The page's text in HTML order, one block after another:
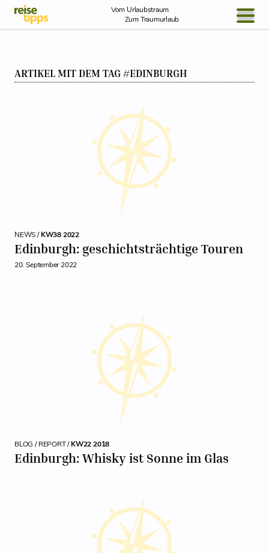
Skip to Content
Vom Urlaubstraum
Zum Traumurlaub
NEWS
ARTIKEL MIT DEM TAG #EDINBURGH
NEWS /KW38 2022
Edinburgh: geschichtsträchtige Touren
20. September 2022
BLOG / REPORT /KW22 2018
Edinburgh: Whisky ist Sonne im Glas